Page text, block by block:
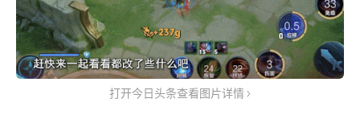
打开今日头条查看图片详情